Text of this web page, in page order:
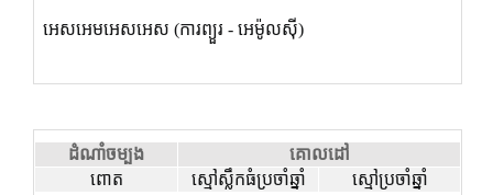
អេសអេមអេសអេស (ការព្យួរ - អេម៉ូលស៊ី)
ដំណាំចម្បង
គោលដៅ
ពោត
ស្មៅស្លឹកធំប្រចាំឆ្នាំ ស្មៅប្រចាំឆ្នាំ